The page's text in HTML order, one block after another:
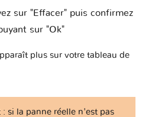
sur "Effacer" puis confirmez
sur "Ok"
plus sur votre tableau de
: si la panne réelle n'est pas